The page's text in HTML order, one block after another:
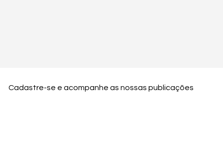
Cadastre-se e acompanhe as nossas publicações